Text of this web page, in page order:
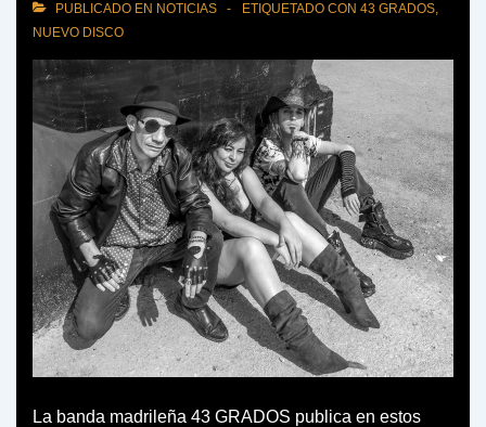
PUBLICADO EN NOTICIAS ETIQUETADO CON 43 GRADOS
NUEVO DISCO
La banda madrileña 43 GRADOS publica en estos